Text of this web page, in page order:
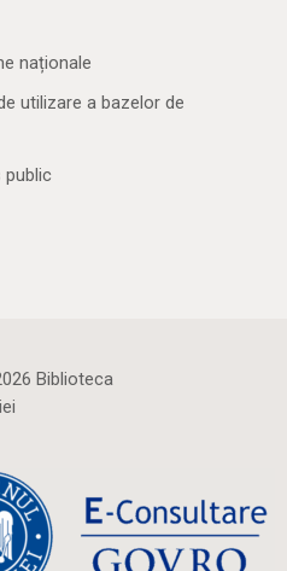
naționale
utilizare a bazelor de
Biblioteca